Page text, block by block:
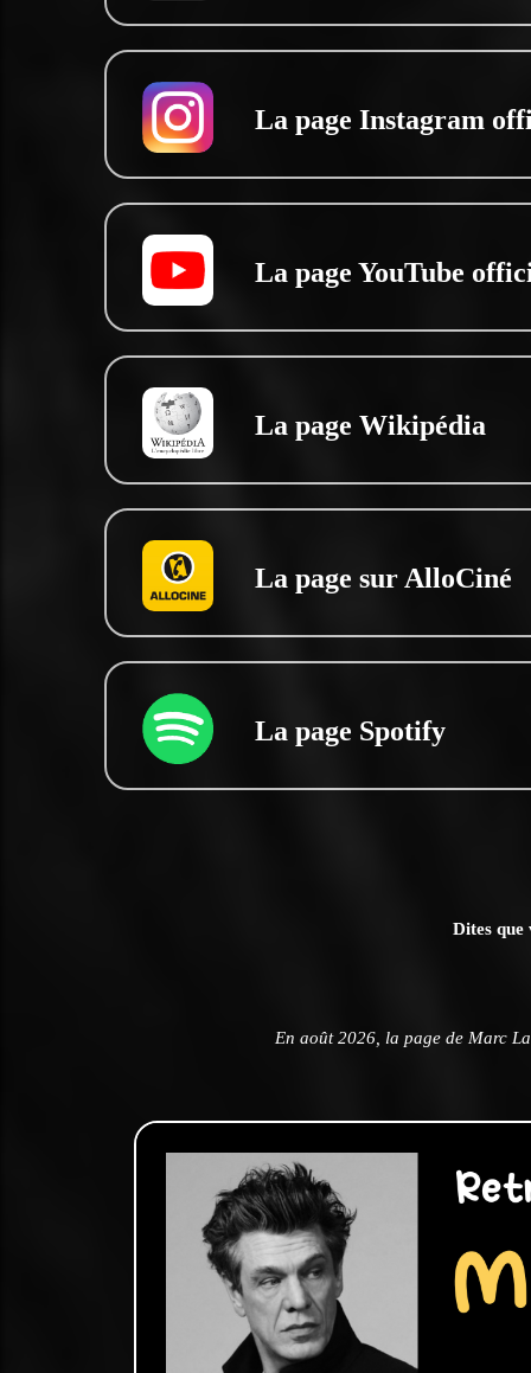
La page Instagram
La page YouTube
La page Wikipédia
La page sur AlloCiné
La page Spotify
Dites que
En août 2026, la page de Marc